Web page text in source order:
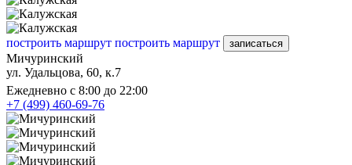
построить маршрут построить маршрут записаться
Мичуринский
ул. Удальцова, 60, к.7
Ежедневно с 8:00 до 22:00
+7 (499) 460-69-76